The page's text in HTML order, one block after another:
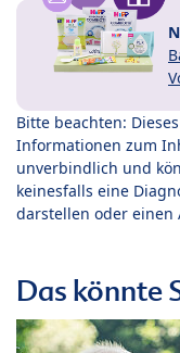
Bitte beachten:
Informationen zum
unverbindlich und
keinesfalls eine
darstellen oder einen
Das könnte